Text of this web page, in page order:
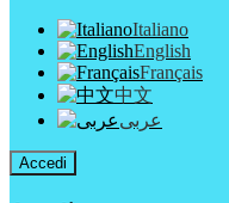
Italiano
English
Français
中文
عربى
Accedi